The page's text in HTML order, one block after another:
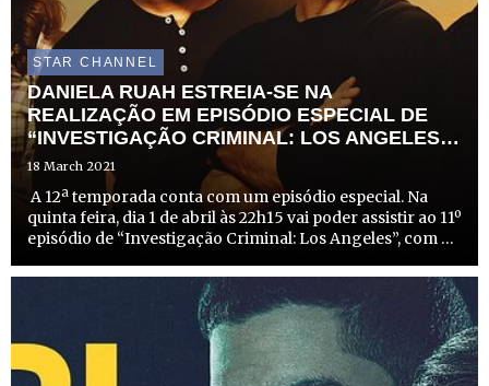
STAR CHANNEL
DANIELA RUAH ESTREIA-SE NA
REALIZAÇÃO EM EPISÓDIO ESPECIAL DE
“INVESTIGAÇÃO CRIMINAL: LOS ANGELES”
NA FOX
18 March 2021
A 12ª temporada conta com um episódio especial. Na
quinta feira, dia 1 de abril às 22h15 vai poder assistir ao 11º
episódio de “Investigação Criminal: Los Angeles”, com a
papel de Kensi Blye. A atriz de 37 anos est...